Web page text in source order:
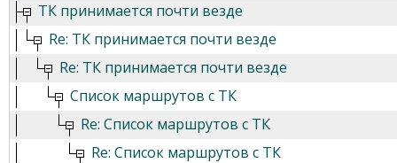
ТК принимается почти везде
Re: ТК принимается почти везде
Re: ТК принимается почти везде
Список маршрутов с ТК
Re: Список маршрутов с ТК
Re: Список маршрутов с ТК